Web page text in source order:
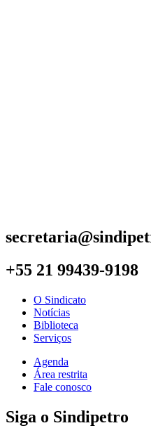
+55 21 99439-9198
O Sindicato
Notícias
Biblioteca
Serviços
Agenda
Área restrita
Fale conosco
Siga o Sindipetro